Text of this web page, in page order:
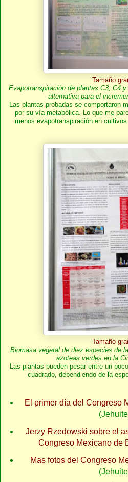
Tamaño
Evapotranspiración de plantas C3, C4
alternativa para el
Las plantas probadas se comportaron
por su vía metabólica. Lo que me
menos evapotranspiración en
Tamaño
Biomasa vegetal de diez especies de
azoteas verdes en la
Las plantas pueden pesar entre un
cuadrado, dependiendo de la
El primer día del Congreso
Jerzy Rzedowski sobre el
Congreso Mexicano de
Mas fotos del Congreso